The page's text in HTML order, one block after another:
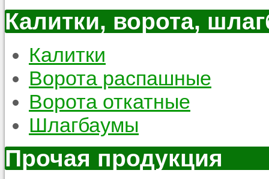
Калитки, ворота,
Калитки
Ворота распашные
Ворота откатные
Шлагбаумы
Прочая продукция